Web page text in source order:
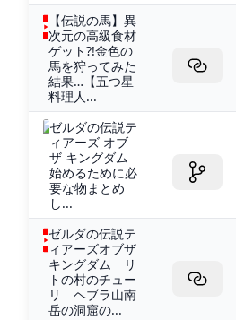
【伝説の馬】異
次元の高級食材
ゲット?!金色の
馬を狩ってみた
結果…【五つ星
料理人...
ゼルダの伝説テ
ィアーズ オブ
ザ キングダム
始めるために必
要な物まとめ
し...
ゼルダの伝説テ
ィアーズオブザ
キングダム リ
トの村のチュー
リ ヘブラ山南
岳の洞窟の...